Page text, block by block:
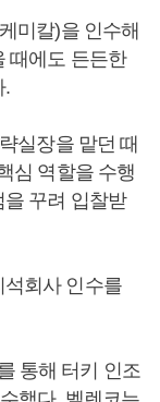
미칼)을 인수해
때에도 든든한
.
실장을 맡던 때
심 역할을 수행
꾸려 입찰받
회사 인수를
통해 터키 인조